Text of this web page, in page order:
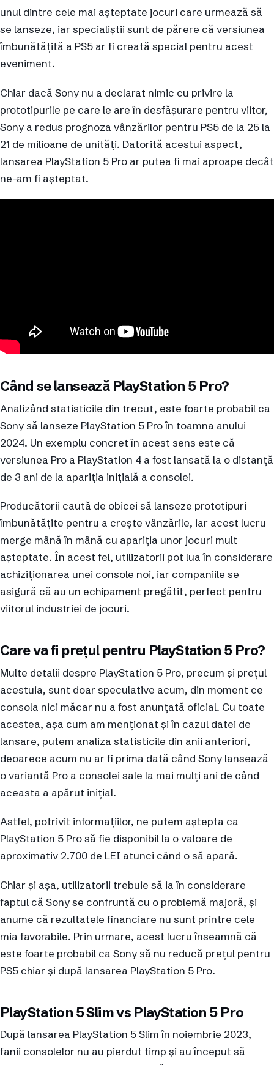
unul dintre cele mai așteptate jocuri care urmează să
se lanseze, iar specialiștii sunt de părere că versiunea
îmbunătățită a PS5 ar fi creată special pentru acest
eveniment.
Chiar dacă Sony nu a declarat nimic cu privire la
prototipurile pe care le are în desfășurare pentru viitor,
Sony a redus prognoza vânzărilor pentru PS5 de la 25 la
21 de milioane de unități. Datorită acestui aspect,
lansarea PlayStation 5 Pro ar putea fi mai aproape decât
ne-am fi așteptat.
Când se lansează PlayStation 5 Pro?
Analizând statisticile din trecut, este foarte probabil ca
Sony să lanseze PlayStation 5 Pro în toamna anului
2024. Un exemplu concret în acest sens este că
versiunea Pro a PlayStation 4 a fost lansată la o distanță
de 3 ani de la apariția inițială a consolei.
Producătorii caută de obicei să lanseze prototipuri
îmbunătățite pentru a crește vânzările, iar acest lucru
merge mână în mână cu apariția unor jocuri mult
așteptate. În acest fel, utilizatorii pot lua în considerare
achiziționarea unei console noi, iar companiile se
asigură că au un echipament pregătit, perfect pentru
viitorul industriei de jocuri.
Care va fi prețul pentru PlayStation 5 Pro?
Multe detalii despre PlayStation 5 Pro, precum și prețul
acestuia, sunt doar speculative acum, din moment ce
consola nici măcar nu a fost anunțată oficial. Cu toate
acestea, așa cum am menționat și în cazul datei de
lansare, putem analiza statisticile din anii anteriori,
deoarece acum nu ar fi prima dată când Sony lansează
o variantă Pro a consolei sale la mai mulți ani de când
aceasta a apărut inițial.
Astfel, potrivit informațiilor, ne putem aștepta ca
PlayStation 5 Pro să fie disponibil la o valoare de
aproximativ 2.700 de LEI atunci când o să apară.
Chiar și așa, utilizatorii trebuie să ia în considerare
faptul că Sony se confruntă cu o problemă majoră, și
anume că rezultatele financiare nu sunt printre cele
mia favorabile. Prin urmare, acest lucru înseamnă că
este foarte probabil ca Sony să nu reducă prețul pentru
PS5 chiar și după lansarea PlayStation 5 Pro.
PlayStation 5 Slim vs PlayStation 5 Pro
După lansarea PlayStation 5 Slim în noiembrie 2023,
fanii consolelor nu au pierdut timp și au început să